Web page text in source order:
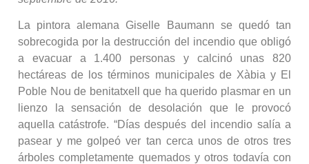
La pintora alemana Giselle Baumann se quedó tan
sobrecogida por la destrucción del incendio que obligó
a evacuar a 1.400 personas y calcinó unas 820
hectáreas de los términos municipales de Xàbia y El
Poble Nou de benitatxell que ha querido plasmar en un
lienzo la sensación de desolación que le provocó
aquella catástrofe. “Días después del incendio salía a
pasear y me golpeó ver tan cerca unos de otros tres
árboles completamente quemados y otros todavía con